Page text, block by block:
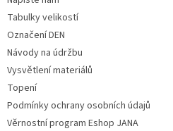
Tabulky velikostí
Označení DEN
Návody na údržbu
Vysvětlení materiálů
Topení
Podmínky ochrany osobních údajů
Věrnostní program Eshop JANA